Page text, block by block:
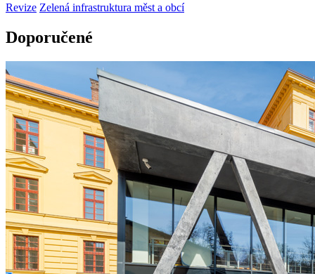
Revize Zelená infrastruktura měst a obcí
Doporučené